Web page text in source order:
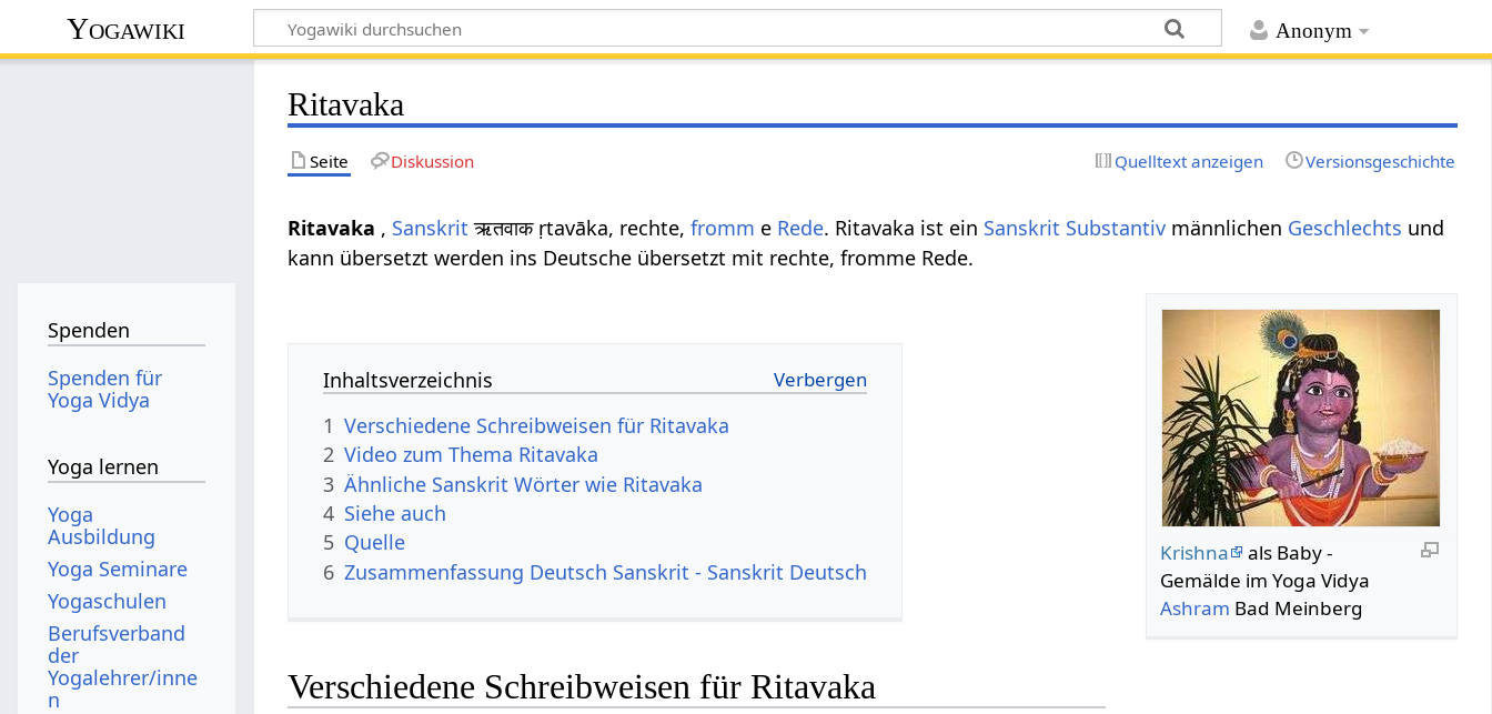
Anonym
Yogawiki
Ritavaka
Seite Diskussion Quelltext anzeigen Versionsgeschichte
Ritavaka , Sanskrit ऋतवाक ṛtavāka, rechte,fromm e Rede. Ritavaka ist ein Sanskrit Substantiv männlichen Geschlechts und
kann übersetzt werden ins Deutsche übersetzt mit rechte, fromme Rede.
Krishna
als Baby -
Gemälde im Yoga Vidya
Ashram Bad Meinberg
Inhaltsverzeichnis
1 Verschiedene Schreibweisen für Ritavaka
2 Video zum Thema Ritavaka
3 Ähnliche Sanskrit Wörter wie Ritavaka
4 Siehe auch
5 Quelle
6 Zusammenfassung Deutsch Sanskrit - Sanskrit Deutsch
Verschiedene Schreibweisen für Ritavaka
Spenden
Spenden für
Yoga Vidya
Yoga lernen
Yoga
Ausbildung
Yoga Seminare
Yogaschulen
Berufsverband
der
Yogalehrer/inne
n